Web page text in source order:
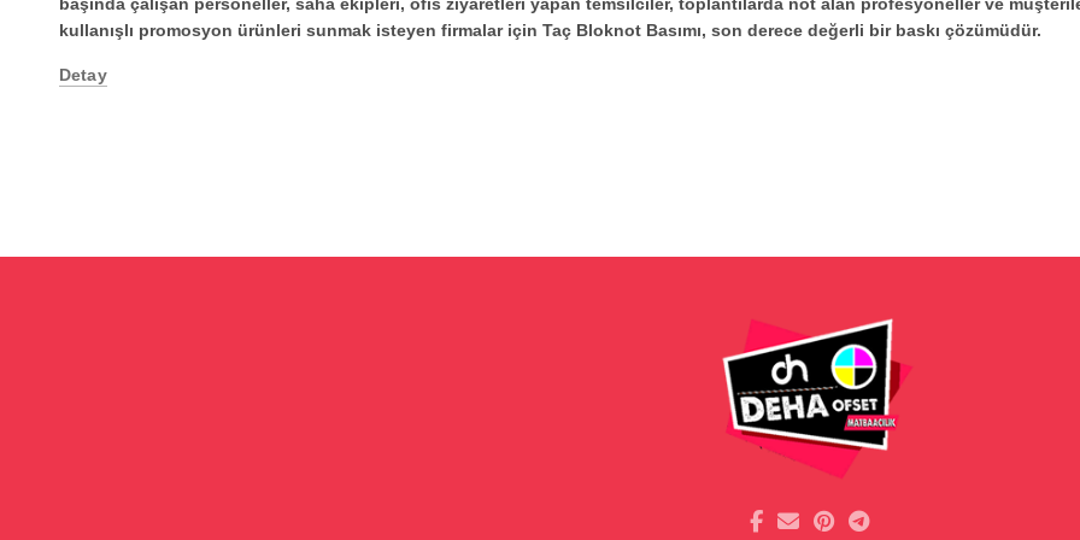
kullanışlı promosyon ürünleri sunmak isteyen firmalar için Taç Bloknot Basımı, son derece değerli bir baskı çözümüdür.
Detay